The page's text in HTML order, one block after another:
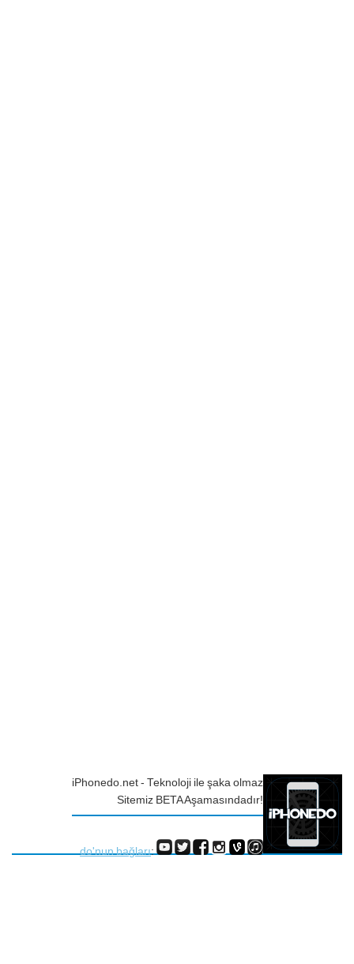
iPhonedo.net - Teknoloji ile şaka olmaz
Sitemiz BETA Aşamasındadır!
do'nun bağları: